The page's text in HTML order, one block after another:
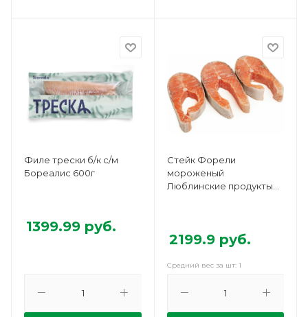
Филе трески б/к с/м
Бореалис 600г
1399.99 руб.
Стейк Форели
мороженый
Люблинские продукты
2199.9руб.
Средний вес за шт: 1